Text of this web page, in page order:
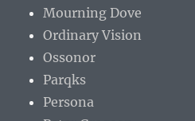
Mourning Dove
Ordinary Vision
Ossonor
Parqks
Persona